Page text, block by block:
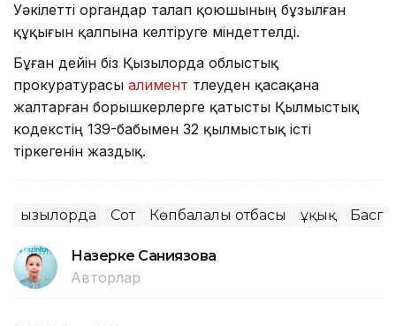
Уәкілетті органдар талап қоюшының бұзылған
құқығын қалпына келтіруге міндеттелді.
Бұған дейін біз Қызылорда облыстық
прокуратурасы алимент төлеуден қасақана
жалтарған борышкерлерге қатысты Қылмыстық
кодекстің 139-бабымен 32 қылмыстық істі
тіркегенін жаздық.
Қызылорда Сот Көпбалалы отбасы Құқық
Назерке Саниязова
Авторлар